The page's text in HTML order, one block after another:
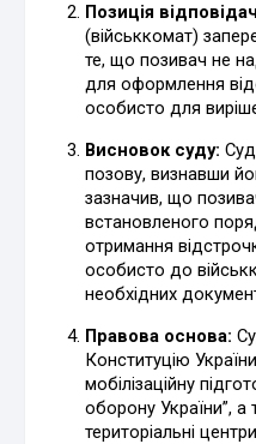
Позиція
(військкомат)
те, що позивач не
для оформлення
особисто для
Висновок суду:
позову, визнавши
зазначив, що
встановленого
отримання
особисто до
необхідних
Правова основа:
Конституцію
мобілізаційну
оборону України”,
територіальні